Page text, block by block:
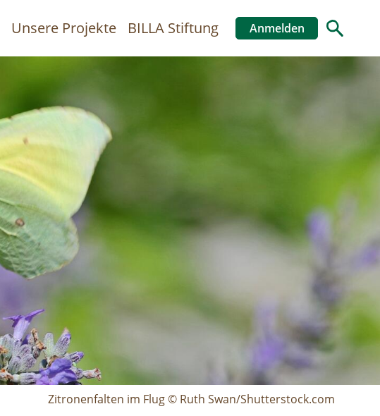
Unsere Projekte BILLA Stiftung Anmelden
Zitronenfalten im Flug © Ruth Swan/Shutterstock.com